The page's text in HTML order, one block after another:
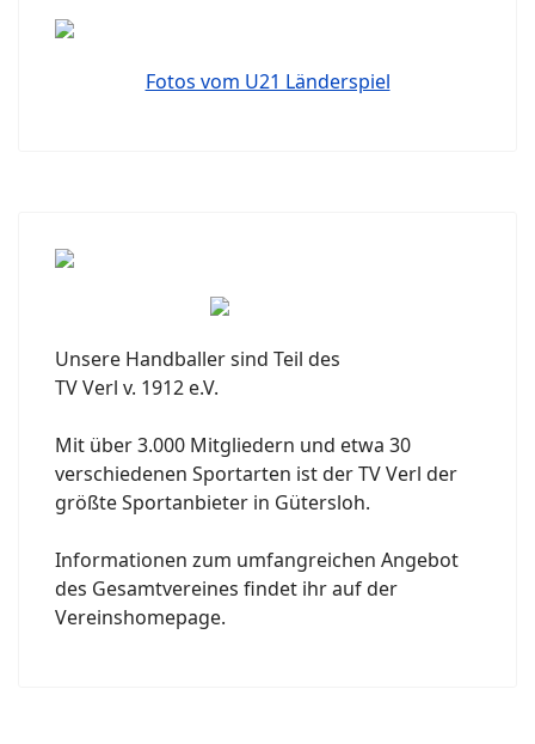
Fotos vom U21 Länderspiel
Unsere Handballer sind Teil des
TV Verl v. 1912 e.V.
Mit über 3.000 Mitgliedern und etwa 30
verschiedenen Sportarten ist der TV Verl der
größte Sportanbieter in Gütersloh.
Informationen zum umfangreichen Angebot
des Gesamtvereines findet ihr auf der
Vereinshomepage.